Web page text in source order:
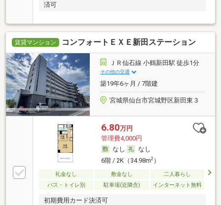
済可
賃貸マンション コンフォートＥＸＥ新田ステーション
ＪＲ仙石線 小鶴新田駅 徒歩1分
その他の交通
築19年6ヶ月 / 7階建
宮城県仙台市宮城野区新田東３
6.80万円
管理費4,000円
なし
なし
6階 / 2K（34.98m2）
礼金なし 敷金なし
二人暮らし
バス・トイレ別
駐車場(近隣含) インターネット無料
初期費用カード決済可